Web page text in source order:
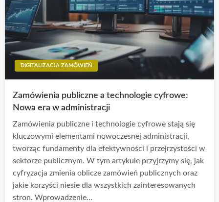
DIGITALIZACJA ZAMÓWIEŃ
Zamówienia publiczne a technologie cyfrowe:
Nowa era w administracji
Zamówienia publiczne i technologie cyfrowe stają się
kluczowymi elementami nowoczesnej administracji,
tworząc fundamenty dla efektywności i przejrzystości w
sektorze publicznym. W tym artykule przyjrzymy się, jak
cyfryzacja zmienia oblicze zamówień publicznych oraz
jakie korzyści niesie dla wszystkich zainteresowanych
stron. Wprowadzenie…